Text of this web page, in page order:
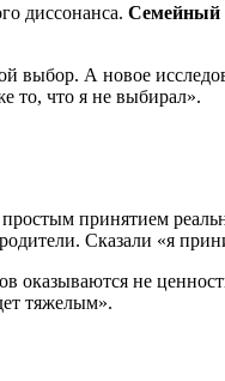
диссонанса. Семейный
выбор. А новое
то, что я не выбирал».
принятием
Сказали «я
оказываются не
тяжелым».